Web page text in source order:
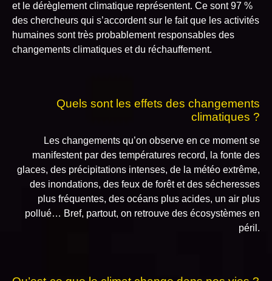
et le dérèglement climatique représentent. Ce sont 97 %
des chercheurs qui s’accordent sur le fait que les activités
humaines sont très probablement responsables des
changements climatiques et du réchauffement.
Quels sont les effets des changements
climatiques ?
Les changements qu’on observe en ce moment se
manifestent par des températures record, la fonte des
glaces, des précipitations intenses, de la météo extrême,
des inondations, des feux de forêt et des sécheresses
plus fréquentes, des océans plus acides, un air plus
pollué… Bref, partout, on retrouve des écosystèmes en
péril.